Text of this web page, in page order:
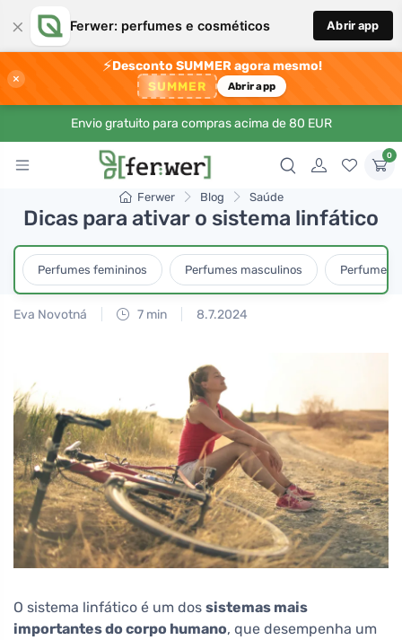
× Ferwer: perfumes e cosméticos Abrir app
×
⚡Desconto SUMMER agora mesmo!
SUMMER Abrir app
Envio gratuito para compras acima de 80 EUR
0
Ferwer Blog Saúde
Dicas para ativar o sistema linfático
Perfumes femininos Perfumes masculinos Perfumes
Eva Novotná 7 min 8.7.2024
O sistema linfático é um dos sistemas mais
importantes do corpo humano, que desempenha um